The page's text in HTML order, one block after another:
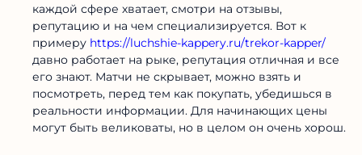
каждой сфере хватает, смотри на отзывы,
репутацию и на чем специализируется. Вот к
примеру https://luchshie-kappery.ru/trekor-kapper/
давно работает на рыке, репутация отличная и все
его знают. Матчи не скрывает, можно взять и
посмотреть, перед тем как покупать, убедишься в
реальности информации. Для начинающих цены
могут быть великоваты, но в целом он очень хорош.